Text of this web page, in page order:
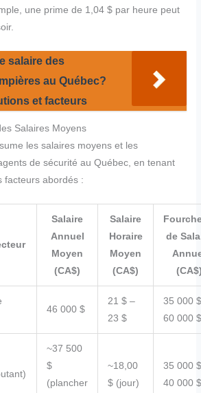
une prime de 1,04 $ par heure peut
salaire des
au Québec?
et facteurs
Salaires Moyens
les salaires moyens et les
de sécurité au Québec, en tenant
facteurs abordés :
Salaire
Annuel
Moyen
(CA$)
Salaire
Horaire
Moyen
(CA$)
de
46 000 $
21 $ –
23 $
35 000
60 000 $
~37 500
$
(plancher
~18,00
$ (jour)
35 000
40 000 $